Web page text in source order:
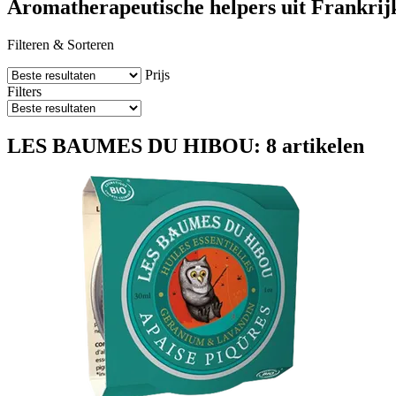
Aromatherapeutische helpers uit
Filteren & Sorteren
Prijs
Filters
LES BAUMES DU HIBOU: 8 artikelen